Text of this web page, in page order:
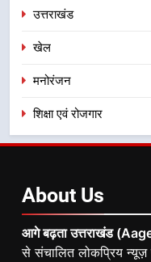
उत्तराखंड
खेल
मनोरंजन
शिक्षा एवं रोजगार
About Us
आगे बढ़ता उत्तराखंड
से संचालित लोकप्रिय न्यूज़